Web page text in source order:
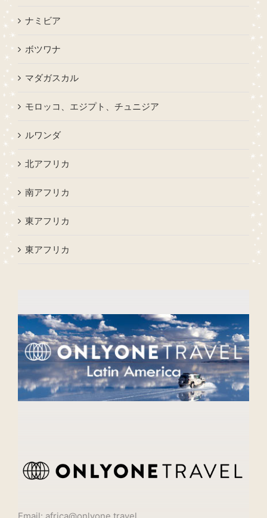
ナミビア
ボツワナ
マダガスカル
モロッコ、エジプト、チュニジア
ルワンダ
北アフリカ
南アフリカ
東アフリカ
東アフリカ